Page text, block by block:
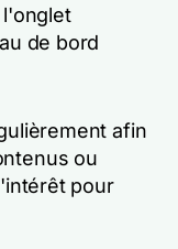
de bord
afin
ou
pour